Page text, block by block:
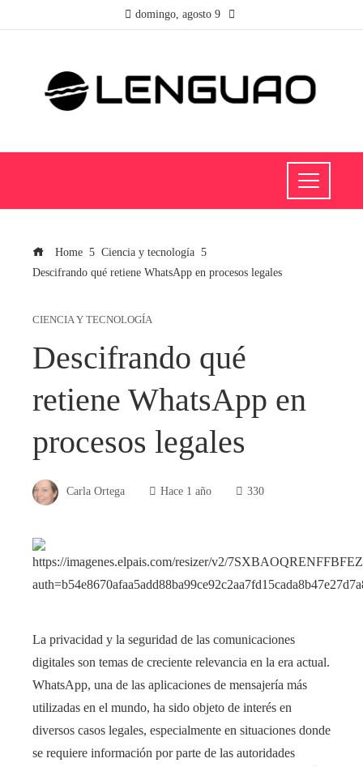
domingo, agosto 9
Home
Ciencia y tecnología
Descifrando qué retiene WhatsApp en procesos legales
CIENCIA Y TECNOLOGÍA
Descifrando qué
retiene WhatsApp en
procesos legales
Carla Ortega Hace 1 año 330
La privacidad y la seguridad de las comunicaciones
digitales son temas de creciente relevancia en la era actual.
WhatsApp, una de las aplicaciones de mensajería más
utilizadas en el mundo, ha sido objeto de interés en
diversos casos legales, especialmente en situaciones donde
se requiere información por parte de las autoridades